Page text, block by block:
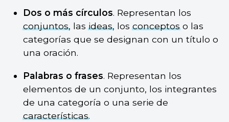
Dos o más círculos. Representan los
conjuntos, lasideas, losconceptoso las
categorías que se designan con un título o
una oración.
Palabras o frases. Representan los
elementos de un conjunto, los integrantes
de una categoría o una serie de
características.